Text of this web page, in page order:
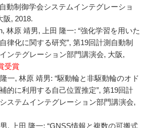
動制御学会システムインテグレーショ
阪, 2018.
林原 靖男, 上田 隆一: “強化学習を用いた
律化に関する研究”, 第19回計測自動制
ンテグレーション部門講演会, 大阪,
受賞
一, 林原 靖男: “駆動輪と非駆動輪のオド
的に利用する自己位置推定”, 第19回計
ステムインテグレーション部門講演会,
, 上田 隆一: “GNSS情報と複数の可搬式